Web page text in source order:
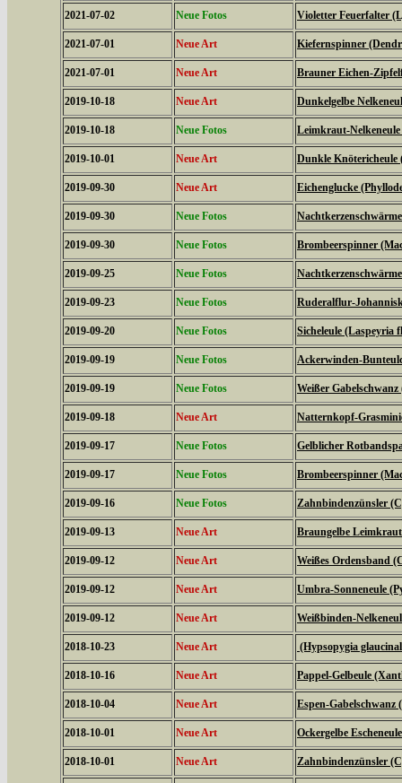
2021-07-02 Neue Fotos Violetter Feuerfalter
2021-07-01 Neue Art Kiefernspinner
2021-07-01 Neue Art Brauner Eichen-
2019-10-18 Neue Art Dunkelgelbe
2019-10-18 Neue Fotos Leimkraut-
2019-10-01 Neue Art Dunkle Knötericheule
2019-09-30 Neue Art Eichenglucke
2019-09-30 Neue Fotos
2019-09-30 Neue Fotos Brombeerspinner
2019-09-25 Neue Fotos
2019-09-23 Neue Fotos Ruderalflur-
2019-09-20 Neue Fotos Sicheleule (Laspeyria
2019-09-19 Neue Fotos Ackerwinden-
2019-09-19 Neue Fotos Weißer
2019-09-18 Neue Art Natternkopf-
2019-09-17 Neue Fotos Gelblicher
2019-09-17 Neue Fotos Brombeerspinner
2019-09-16 Neue Fotos Zahnbindenzünsler
2019-09-13 Neue Art Braungelbe
2019-09-12 Neue Art Weißes Ordensband
2019-09-12 Neue Art Umbra-Sonneneule
2019-09-12 Neue Art Weißbinden-
2018-10-23 Neue Art (Hypsopygia
2018-10-16 Neue Art Pappel-Gelbeule
2018-10-04 Neue Art Espen-Gabelschwanz
2018-10-01 Neue Art Ockergelbe
2018-10-01 Neue Art Zahnbindenzünsler